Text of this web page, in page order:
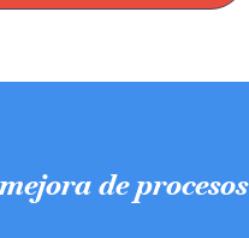
de procesos